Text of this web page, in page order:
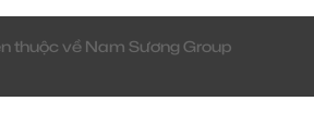
thuộc về Nam Sương Group